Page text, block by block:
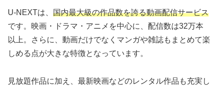
U-NEXTは、 国内最大級の作品数を誇る動画配信サービス
です。映画・ドラマ・アニメを中心に、配信数は32万本
以上。さらに、動画だけでなくマンガや雑誌もまとめて楽
しめる点が大きな特徴となっています。
見放題作品に加え、最新映画などのレンタル作品も充実し